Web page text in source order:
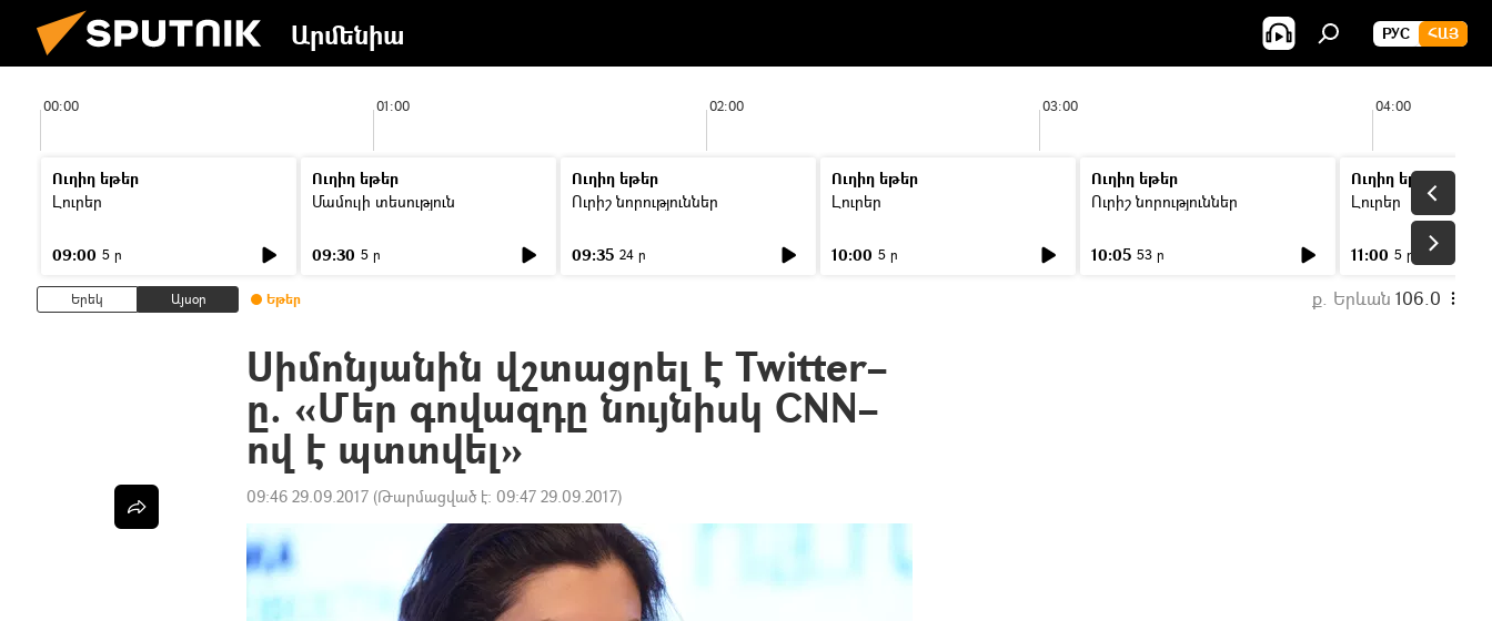
Արմենիա РУС ՀԱՅ
00:00 01:00 02:00 03:00 04:00
Ուղիղ եթեր
Լուրեր
09:00 5 ր
Ուղիղ եթեր
Մամուլի տեսություն
09:30 5 ր
Ուղիղ եթեր
Ուրիշ նորություններ
09:35 24 ր
Ուղիղ եթեր
Լուրեր
10:00 5 ր
Ուղիղ եթեր
Ուրիշ նորություններ
10:05 53 ր
Ուղիղ եթեր
Լուրեր
11:00 5 ր
Երեկ Այսօր Եթեր ք. Երևան 106.0
Սիմոնյանին վշտացրել է Twitter–
ը. «Մեր գովազդը նույնիսկ CNN–
ով է պտտվել»
09:46 29.09.2017 (Թարմացված է: 09:47 29.09.2017)